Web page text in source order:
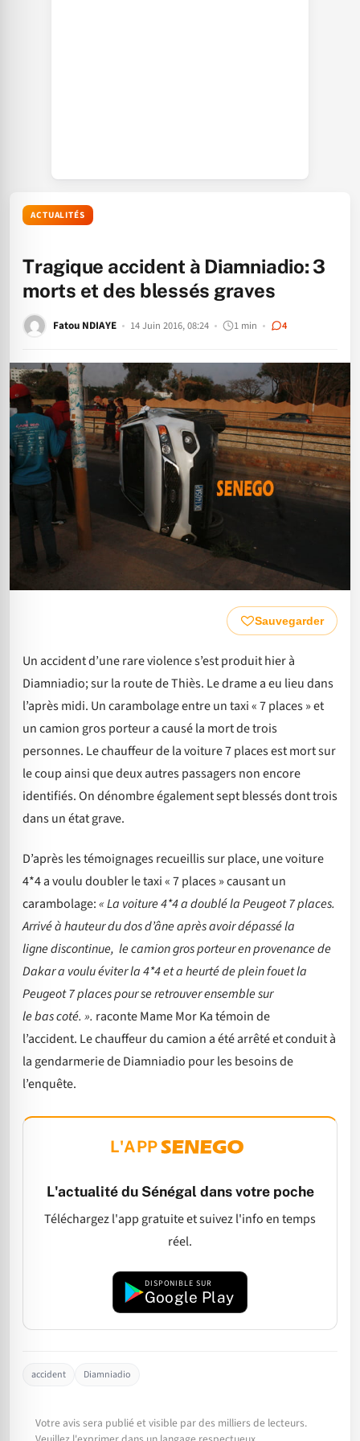
ACTUALITÉS
Tragique accident à Diamniadio: 3
morts et des blessés graves
Fatou NDIAYE 14 Juin 2016, 08:24 1 min 4
Sauvegarder
Un accident d’une rare violence s’est produit hier à
Diamniadio; sur la route de Thiès. Le drame a eu lieu dans
l’après midi. Un carambolage entre un taxi « 7 places » et
un camion gros porteur a causé la mort de trois
personnes. Le chauffeur de la voiture 7 places est mort sur
le coup ainsi que deux autres passagers non encore
identifiés. On dénombre également sept blessés dont trois
dans un état grave.
D’après les témoignages recueillis sur place, une voiture
4*4 a voulu doubler le taxi « 7 places » causant un
carambolage:« La voiture 4*4 a doublé la Peugeot 7 places.
Arrivé à hauteur du dos d’âne après avoir dépassé la
ligne discontinue, le camion gros porteur en provenance de
Dakar a voulu éviter la 4*4 et a heurté de plein fouet la
Peugeot 7 places pour se retrouver ensemble sur
le bas coté. ». raconte Mame Mor Ka témoin de
l’accident. Le chauffeur du camion a été arrêté et conduit à
la gendarmerie de Diamniadio pour les besoins de
l’enquête.
L'APP
L'actualité du Sénégal dans votre poche
Téléchargez l'app gratuite et suivez l'info en temps
réel.
DISPONIBLE SUR
Google Play
accident Diamniadio
Votre avis sera publié et visible par des milliers de lecteurs.